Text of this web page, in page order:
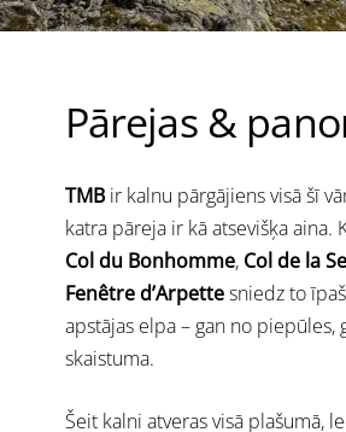
Pārejas &
TMBir kalnu pārgājiens visā šī
katra pāreja ir kā atsevišķa aina.
Col du Bonhomme, Col de la
Fenêtre d’Arpettesniedz to
apstājas elpa – gan no piepūles,
skaistuma.
Šeit kalni atveras visā plašumā,